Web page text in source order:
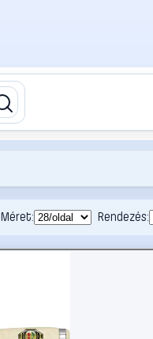
Méret: Rendezés: